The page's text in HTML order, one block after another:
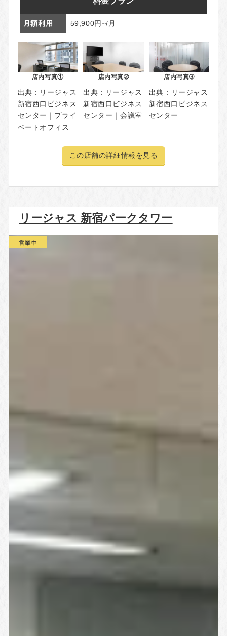
月額利用 59,900円~/月
店内写真①
出典： リージャス
新宿西口ビジネス
センター｜プライ
ベートオフィス
店内写真➁
出典：
リージャス
新宿西口ビジネス
センター｜会議室
店内写真➂
出典：
リージャス
新宿西口ビジネス
センター
この店舗の詳細情報を見る
リージャス 新宿パークタワー
営業中